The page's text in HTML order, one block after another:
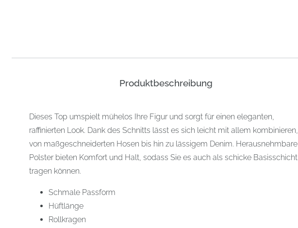
Produktbeschreibung
Dieses Top umspielt mühelos Ihre Figur und sorgt für einen eleganten,
raffinierten Look. Dank des Schnitts lässt es sich leicht mit allem kombinieren,
von maßgeschneiderten Hosen bis hin zu lässigem Denim. Herausnehmbare
Polster bieten Komfort und Halt, sodass Sie es auch als schicke Basisschicht
tragen können.
Schmale Passform
Hüftlänge
Rollkragen